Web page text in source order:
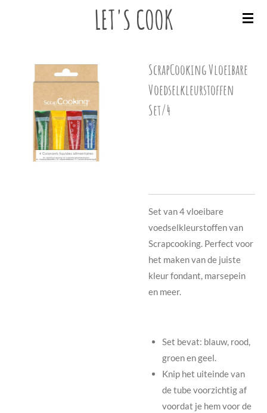
hoofdinhoud
LET'S COOK
ScrapCooking Vloeibare
Voedselkleurstoffen
Set/4
Set van 4 vloeibare
voedselkleurstoffen van
Scrapcooking. Perfect voor
het maken van de juiste
kleur fondant, marsepein
en meer.
Set bevat: blauw, rood,
groen en geel.
Knip het uiteinde van
de tube voorzichtig af
voordat je hem voor de